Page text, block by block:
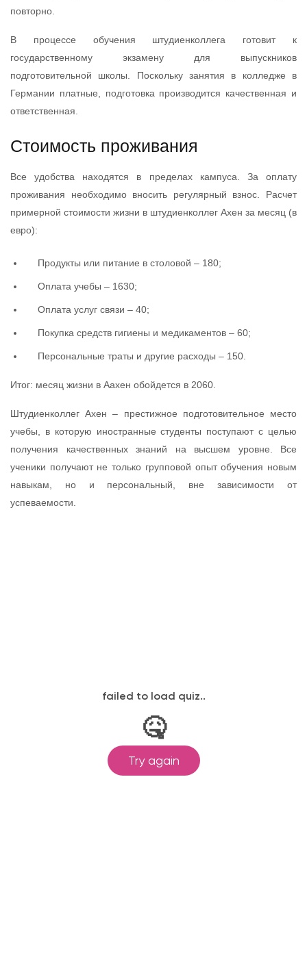
повторно.
В процессе обучения штудиенколлега готовит к
государственному экзамену для выпускников
подготовительной школы. Поскольку занятия в колледже в
Германии платные, подготовка производится качественная и
ответственная.
Стоимость проживания
Все удобства находятся в пределах кампуса. За оплату
проживания необходимо вносить регулярный взнос. Расчет
примерной стоимости жизни в штудиенколлег Ахен за месяц (в
евро):
Продукты или питание в столовой – 180;
Оплата учебы – 1630;
Оплата услуг связи – 40;
Покупка средств гигиены и медикаментов – 60;
Персональные траты и другие расходы – 150.
Итог: месяц жизни в Аахен обойдется в 2060.
Штудиенколлег Ахен – престижное подготовительное место
учебы, в которую иностранные студенты поступают с целью
получения качественных знаний на высшем уровне. Все
ученики получают не только групповой опыт обучения новым
навыкам, но и персональный, вне зависимости от
успеваемости.